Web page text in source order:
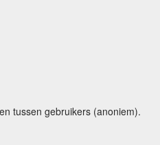
tussen gebruikers (anoniem).